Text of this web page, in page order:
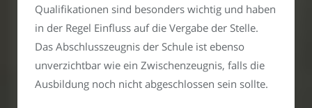
Qualifikationen sind besonders wichtig und haben
in der Regel Einfluss auf die Vergabe der Stelle.
Das Abschlusszeugnis der Schule ist ebenso
unverzichtbar wie ein Zwischenzeugnis, falls die
Ausbildung noch nicht abgeschlossen sein sollte.